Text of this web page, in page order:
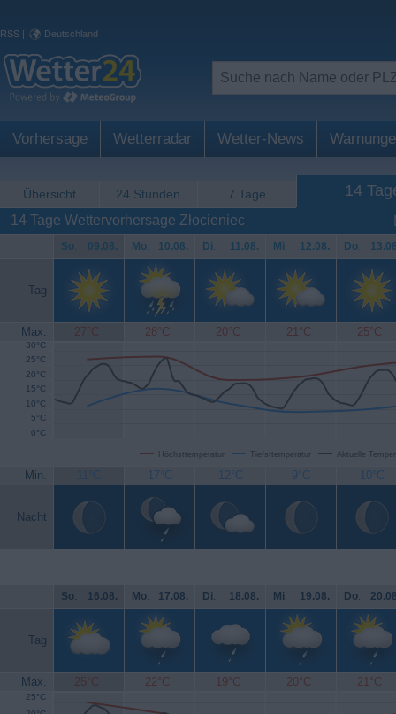
RSS | Deutschland
Vorhersage Wetterradar Wetter-News
Übersicht 24 Stunden 7 Tage 14
14 Tage Wettervorhersage Złocieniec
So. 09.08. Mo. 10.08. Di. 11.08. Mi. 12.08. Do.
Tag
Max. 27°C 28°C 20°C 21°C 25°C
Höchsttemperatur Tiefsttemperatur Aktuelle
0°C
5°C
10°C
15°C
20°C
25°C
30°C
Min. 11°C 17°C 12°C 9°C 10°C
Nacht
So. 16.08. Mo. 17.08. Di. 18.08. Mi. 19.08. Do.
Tag
Max. 25°C 22°C 19°C 20°C 21°C
25°C